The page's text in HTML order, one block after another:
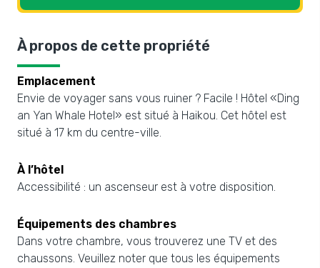
À propos de cette propriété
Emplacement
Envie de voyager sans vous ruiner ? Facile ! Hôtel «Ding
an Yan Whale Hotel» est situé à Haikou. Cet hôtel est
situé à 17 km du centre-ville.
À l’hôtel
Accessibilité : un ascenseur est à votre disposition.
Équipements des chambres
Dans votre chambre, vous trouverez une TV et des
chaussons. Veuillez noter que tous les équipements